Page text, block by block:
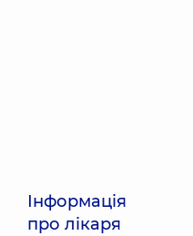
Інформація
про лікаря